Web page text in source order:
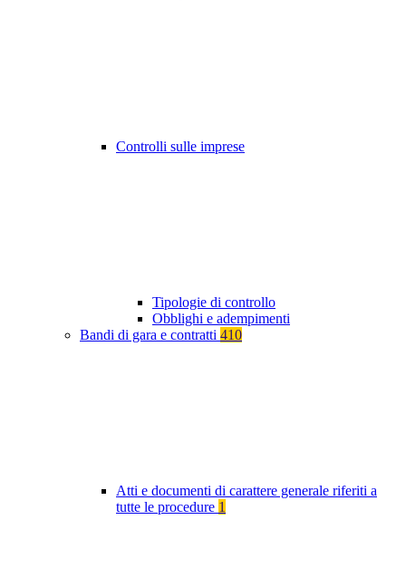
Controlli sulle imprese
Tipologie di controllo
Obblighi e adempimenti
Bandi di gara e contratti 410
Atti e documenti di carattere generale riferiti a
tutte le procedure 1